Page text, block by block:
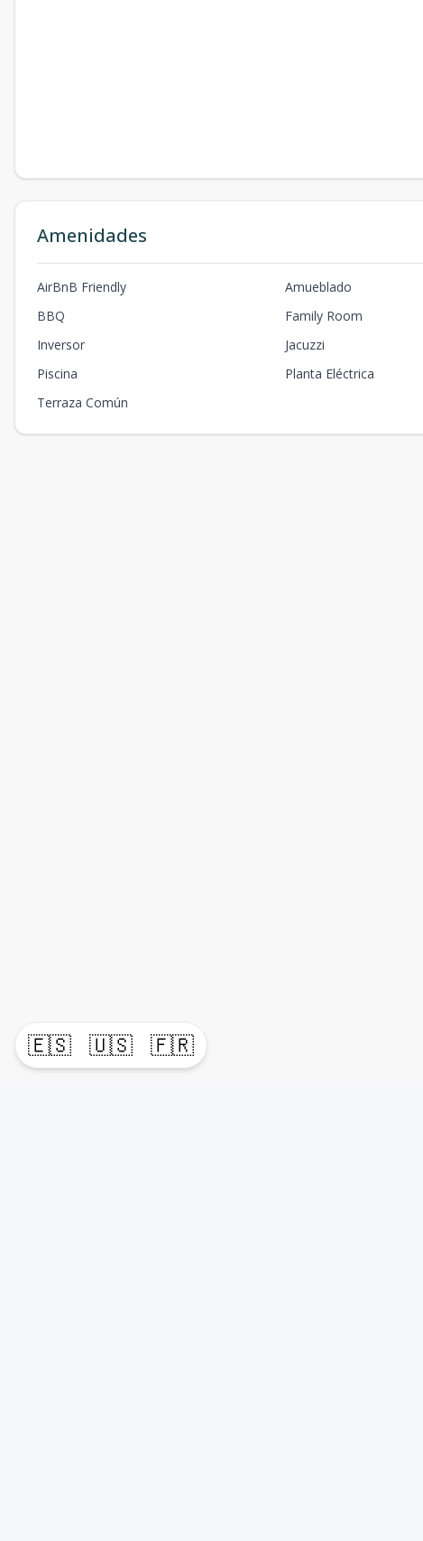
🇪🇸 🇺🇸 🇫🇷
Amenidades
AirBnB Friendly Amueblado
BBQ
Family Room
Inversor
Jacuzzi
Piscina
Planta Eléctrica
Terraza Común